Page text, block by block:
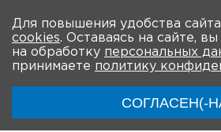
Для повышения удобства
cookies. Оставаясь на сайте,
на обработку персональных
принимаете политику
СОГЛАСЕН(-
О мероприятии Новости
Система регистрации